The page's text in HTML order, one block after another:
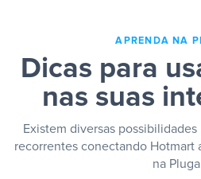
APRENDA NA
Dicas para
nas suas
Existem diversas
recorrentes conectando Hotmart
na